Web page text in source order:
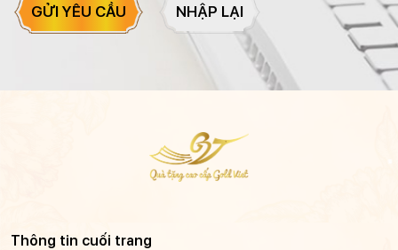
GỬI YÊU CẦU NHẬP LẠI
Thông tin cuối trang